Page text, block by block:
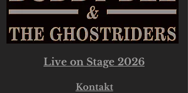
Live on Stage 2026
Kontakt